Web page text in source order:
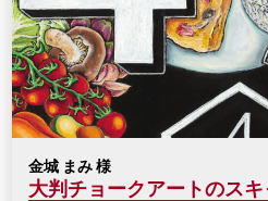
金城 まみ 様
大判チョークアートのス